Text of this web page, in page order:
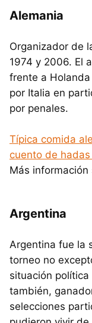
Alemania
Organizador de
1974 y 2006. El
frente a
por Italia en
por penales.
Típica comida
cuento de
Más información
Argentina
Argentina fue la
torneo no
situación política
también,
selecciones